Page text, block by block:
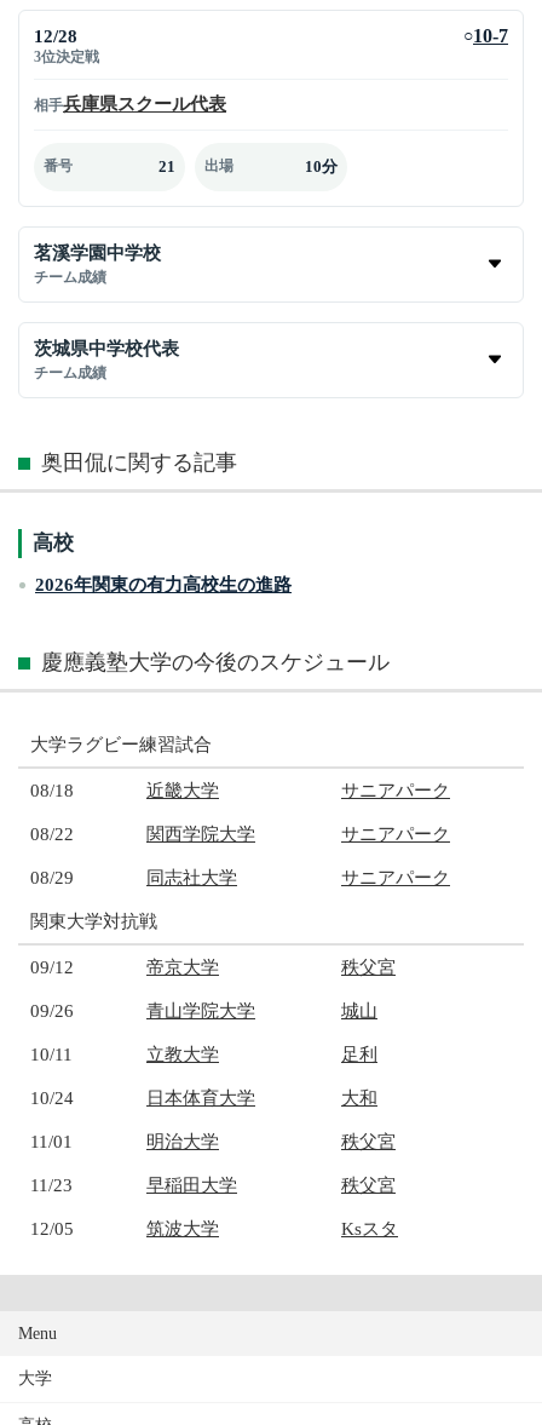
12/28
3位決定戦
○10-7
相手兵庫県スクール代表
番号 21 出場 10分
茗溪学園中学校
チーム成績
茨城県中学校代表
チーム成績
奥田侃に関する記事
高校
2026年関東の有力高校生の進路
慶應義塾大学の今後のスケジュール
大学ラグビー練習試合
08/18 近畿大学 サニアパーク
08/22 関西学院大学 サニアパーク
08/29 同志社大学 サニアパーク
関東大学対抗戦
09/12 帝京大学 秩父宮
09/26 青山学院大学 城山
10/11 立教大学 足利
10/24 日本体育大学 大和
11/01 明治大学 秩父宮
11/23 早稲田大学 秩父宮
12/05 筑波大学 Ksスタ
Menu
大学